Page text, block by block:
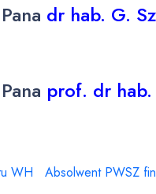
dr hab. G.
prof. dr
WH Absolwent PWSZ